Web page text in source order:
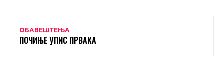
ОБАВЕШТЕЊА
ПОЧИЊЕ УПИС ПРВАКА